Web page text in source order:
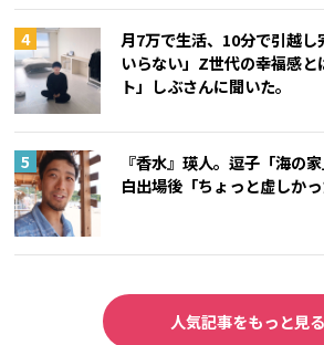
月7万で生活、10分で引越し
いらない」Z世代の幸福感
ト」しぶさんに聞いた。
『香水』瑛人。逗子「海の
白出場後「ちょっと虚しかっ
人気記事をもっと見る